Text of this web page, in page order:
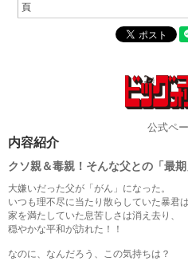
頁
公式ペ
内容紹介
クソ親＆毒親！そんな父との「最
大嫌いだった父が「がん」になった。
いつも理不尽に当たり散らしていた暴君
家を満たしていた息苦しさは消え去り、
穏やかな平和が訪れた！！
なのに、なんだろう、この気持ちは？